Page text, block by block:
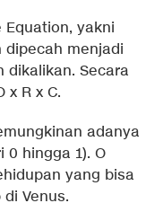
Equation, yakni
dipecah menjadi
dikalikan. Secara
x R x C.
adanya
0 hingga 1). O
yang bisa
Venus.